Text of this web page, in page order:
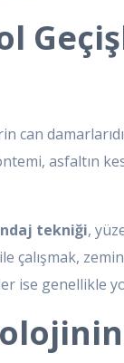
can
asfaltın
tekniği,
çalışmak,
ise genellikle